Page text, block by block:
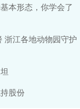
本形态，你学会了
浙江各地动物园守护
股份